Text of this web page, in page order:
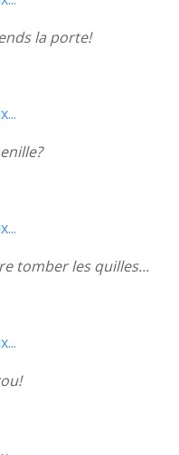
la porte!
tomber les quilles...